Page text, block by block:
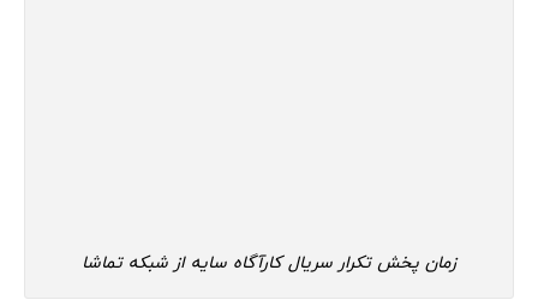
زمان پخش تکرار سریال کارآگاه سایه از شبکه تماشا